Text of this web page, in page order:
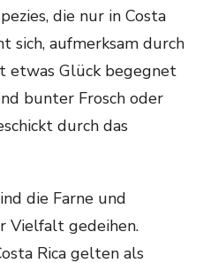
die nur in Costa
sich, aufmerksam durch
etwas Glück begegnet
bunter Frosch oder
durch das
die Farne und
Vielfalt gedeihen.
Rica gelten als